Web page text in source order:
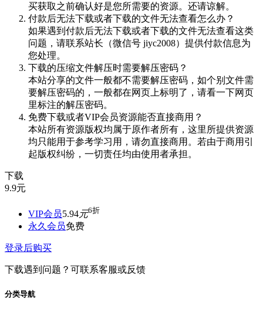
买获取之前确认好是您所需要的资源。还请谅解。
付款后无法下载或者下载的文件无法查看怎么办？
如果遇到付款后无法下载或者下载的文件无法查看这类
问题，请联系站长（微信号 jiyc2008）提供付款信息为
您处理。
下载的压缩文件解压时需要解压密码？
本站分享的文件一般都不需要解压密码，如个别文件需
要解压密码的，一般都在网页上标明了，请看一下网页
里标注的解压密码。
免费下载或者VIP会员资源能否直接商用？
本站所有资源版权均属于原作者所有，这里所提供资源
均只能用于参考学习用，请勿直接商用。若由于商用引
起版权纠纷，一切责任均由使用者承担。
下载
9.9元
VIP会员5.94元6折
永久会员免费
登录后购买
下载遇到问题？可联系客服或反馈
分类导航